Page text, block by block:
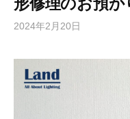
2024年2月20日